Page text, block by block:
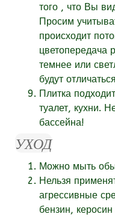
того , что Вы
Просим
происходит
цветопередача
темнее или
будут
Плитка
туалет, кухни.
бассейна!
УХОД
Можно мыть
Нельзя
агрессивные
бензин, керосин